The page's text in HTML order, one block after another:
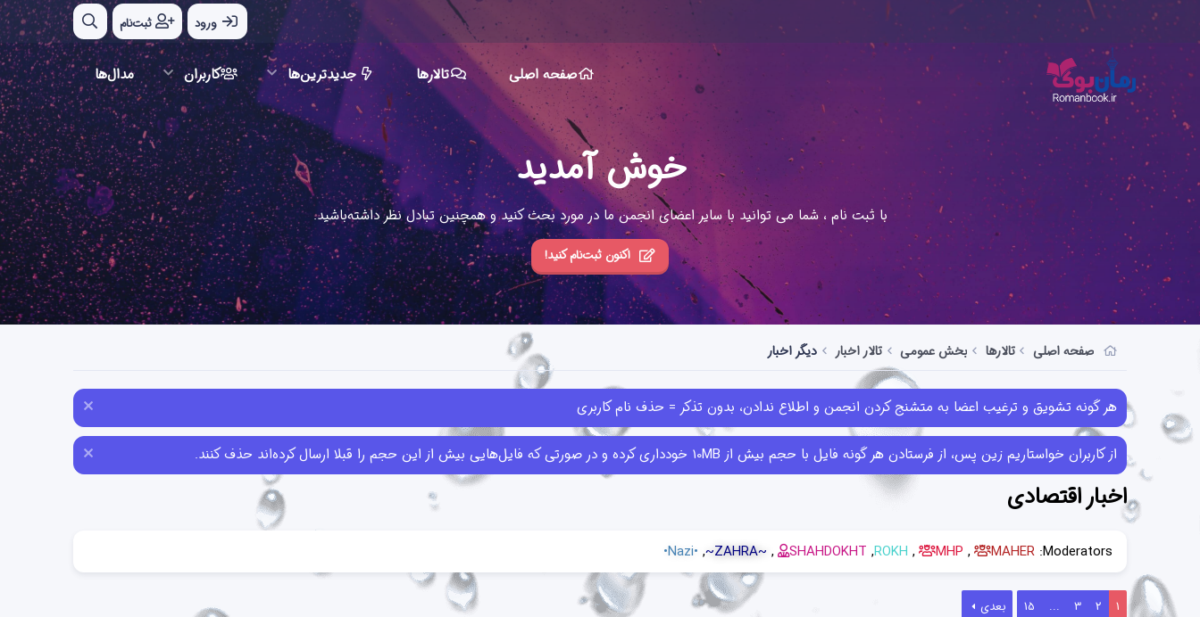
ورود ثبت‌نام
صفحه اصلی تالارها جدیدترین‌ها کاربران مدال‌ها
خوش آمدید
با ثبت نام ، شما می توانید با سایر اعضای انجمن ما در مورد بحث کنید و همچنین تبادل نظر داشته‌باشید.
اکنون ثبت‌نام کنید!
صفحه اصلی تالارها بخش عمومی تالار اخبار دیگر اخبار
هر گونه تشویق و ترغیب اعضا به متشنج کردن انجمن و اطلاع ندادن، بدون تذکر = حذف نام کاربری
از کاربران خواستاریم زین پس، از فرستادن هر گونه فایل با حجم بیش از 10MB خودداری کرده و در صورتی که فایل‌هایی بیش از این حجم را قبلا ارسال کرده‌اند حذف کنند.
اخبار اقتصادی
Moderators:
MAHER
MHP
ROKH
SHAHDOKHT
~ZAHRA~
•Nazi•
1
2
3
...
15 بعدی